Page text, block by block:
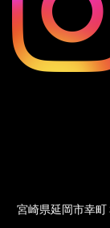
宮崎県延岡市幸